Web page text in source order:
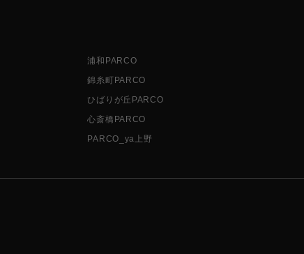
浦和PARCO
錦糸町PARCO
ひばりが丘PARCO
心斎橋PARCO
PARCO_ya上野